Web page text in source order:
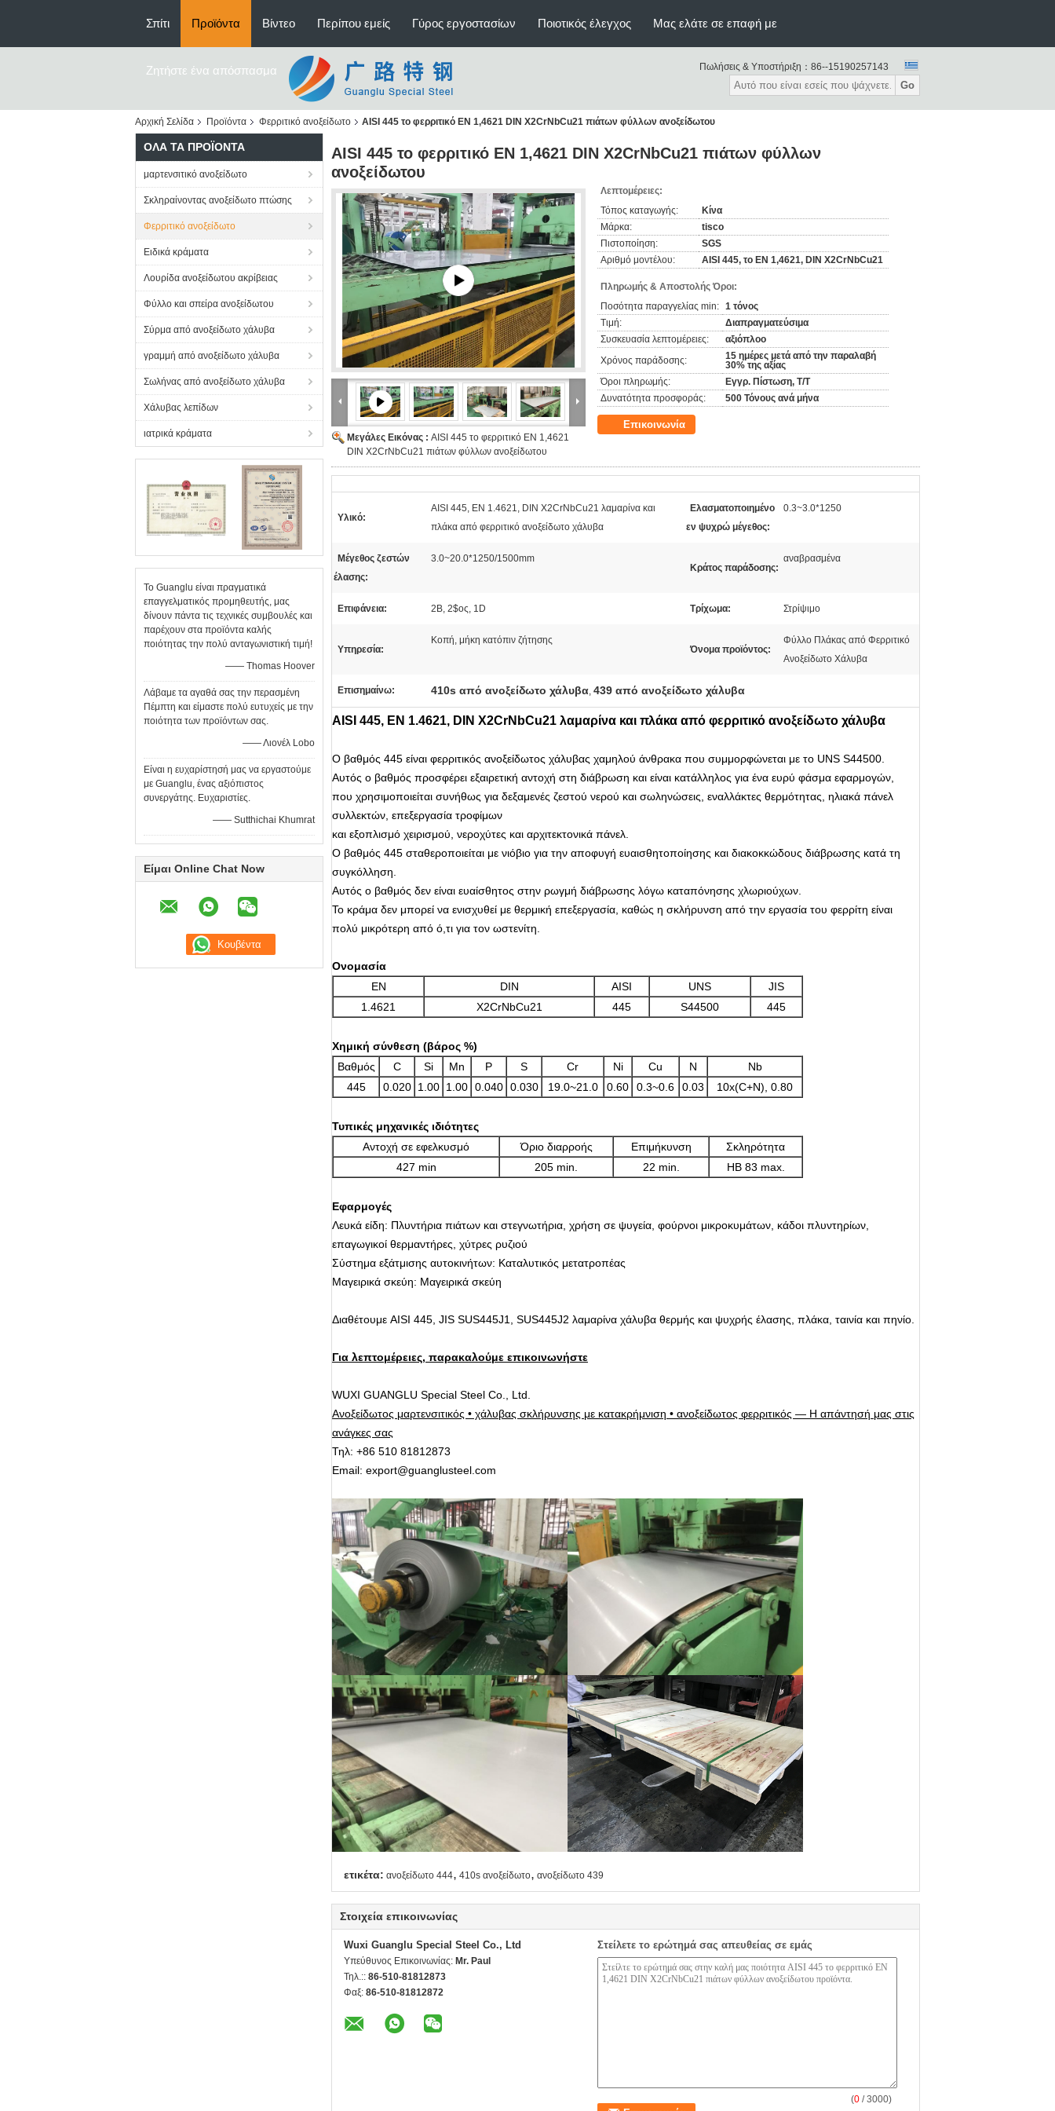
Σπίτι Προϊόντα Βίντεο Περίπου εμείς Γύρος εργοστασίων Ποιοτικός έλεγχος Μας ελάτε σε επαφή με
Ζητήστε ένα απόσπασμα Πωλήσεις & Υποστήριξη： 86--15190257143
Go
Αρχική Σελίδα Προϊόντα Φερριτικό ανοξείδωτο AISI 445 το φερριτικό EN 1,4621 DIN X2CrNbCu21 πιάτων φύλλων ανοξείδωτου
ΌΛΑ ΤΑ ΠΡΟΪΌΝΤΑ
μαρτενσιτικό ανοξείδωτο
Σκληραίνοντας ανοξείδωτο πτώσης
Φερριτικό ανοξείδωτο
Ειδικά κράματα
Λουρίδα ανοξείδωτου ακρίβειας
Φύλλο και σπείρα ανοξείδωτου
Σύρμα από ανοξείδωτο χάλυβα
γραμμή από ανοξείδωτο χάλυβα
Σωλήνας από ανοξείδωτο χάλυβα
Χάλυβας λεπίδων
ιατρικά κράματα
Το Guanglu είναι πραγματικά
επαγγελματικός προμηθευτής, μας
δίνουν πάντα τις τεχνικές συμβουλές και
παρέχουν στα προϊόντα καλής
ποιότητας την πολύ ανταγωνιστική τιμή!
—— Thomas Hoover
Λάβαμε τα αγαθά σας την περασμένη
Πέμπτη και είμαστε πολύ ευτυχείς με την
ποιότητα των προϊόντων σας.
—— Λιονέλ Lobo
Είναι η ευχαρίστησή μας να εργαστούμε
με Guanglu, ένας αξιόπιστος
συνεργάτης. Ευχαριστίες.
—— Sutthichai Khumrat
Είμαι Online Chat Now
AISI 445 το φερριτικό EN 1,4621 DIN X2CrNbCu21 πιάτων φύλλων
ανοξείδωτου
Μεγάλες Εικόνας : AISI 445 το φερριτικό EN 1,4621
DIN X2CrNbCu21 πιάτων φύλλων ανοξείδωτου
Λεπτομέρειες:
Τόπος καταγωγής:
Κίνα
Μάρκα:
tisco
Πιστοποίηση:
SGS
Αριθμό μοντέλου:
AISI 445, το EN 1,4621, DIN X2CrNbCu21
Πληρωμής & Αποστολής Όροι:
Ποσότητα παραγγελίας min: 1 τόνος
Τιμή:
Διαπραγματεύσιμα
Συσκευασία λεπτομέρειες:
αξιόπλοο
Χρόνος παράδοσης:
15 ημέρες μετά από την παραλαβή
30% της αξίας
Όροι πληρωμής:
Εγγρ. Πίστωση, T/T
Δυνατότητα προσφοράς:
500 Τόνους ανά μήνα
Επικοινωνία
Υλικό:
AISI 445, EN 1.4621, DIN X2CrNbCu21 λαμαρίνα και
πλάκα από φερριτικό ανοξείδωτο χάλυβα
Ελασματοποιημένο
εν ψυχρώ μέγεθος:
0.3~3.0*1250
Μέγεθος ζεστών
έλασης:
3.0~20.0*1250/1500mm
Κράτος παράδοσης:
αναβρασμένα
Επιφάνεια: 2B, 2$ος, 1D Τρίχωμα: Στρίψιμο
Υπηρεσία:
Κοπή, μήκη κατόπιν ζήτησης
Όνομα προϊόντος:
Φύλλο Πλάκας από Φερριτικό
Ανοξείδωτο Χάλυβα
Επισημαίνω: 410s από ανοξείδωτο χάλυβα, 439 από ανοξείδωτο χάλυβα
AISI 445, EN 1.4621, DIN X2CrNbCu21 λαμαρίνα και πλάκα από φερριτικό ανοξείδωτο χάλυβα
Ο βαθμός 445 είναι φερριτικός ανοξείδωτος χάλυβας χαμηλού άνθρακα που συμμορφώνεται με το UNS S44500.
Αυτός ο βαθμός προσφέρει εξαιρετική αντοχή στη διάβρωση και είναι κατάλληλος για ένα ευρύ φάσμα εφαρμογών,
που χρησιμοποιείται συνήθως για δεξαμενές ζεστού νερού και σωληνώσεις, εναλλάκτες θερμότητας, ηλιακά πάνελ
συλλεκτών, επεξεργασία τροφίμων
και εξοπλισμό χειρισμού, νεροχύτες και αρχιτεκτονικά πάνελ.
Ο βαθμός 445 σταθεροποιείται με νιόβιο για την αποφυγή ευαισθητοποίησης και διακοκκώδους διάβρωσης κατά τη
συγκόλληση.
Αυτός ο βαθμός δεν είναι ευαίσθητος στην ρωγμή διάβρωσης λόγω καταπόνησης χλωριούχων.
Το κράμα δεν μπορεί να ενισχυθεί με θερμική επεξεργασία, καθώς η σκλήρυνση από την εργασία του φερρίτη είναι
πολύ μικρότερη από ό,τι για τον ωστενίτη.
Ονομασία
EN
DIN AISI UNS
JIS
1.4621
X2CrNbCu21 445 S44500 445
Χημική σύνθεση (βάρος %)
Βαθμός
C Si Mn P S Cr Ni Cu N
Nb
445
0.020 1.00 1.00 0.040 0.030 19.0~21.0 0.60 0.3~0.6 0.03 10x(C+N), 0.80
Τυπικές μηχανικές ιδιότητες
Αντοχή σε εφελκυσμό
Όριο διαρροής Επιμήκυνση
Σκληρότητα
427 min
205 min. 22 min. HB 83 max.
Εφαρμογές
Λευκά είδη: Πλυντήρια πιάτων και στεγνωτήρια, χρήση σε ψυγεία, φούρνοι μικροκυμάτων, κάδοι πλυντηρίων,
επαγωγικοί θερμαντήρες, χύτρες ρυζιού
Σύστημα εξάτμισης αυτοκινήτων: Καταλυτικός μετατροπέας
Μαγειρικά σκεύη: Μαγειρικά σκεύη
Διαθέτουμε AISI 445, JIS SUS445J1, SUS445J2 λαμαρίνα χάλυβα θερμής και ψυχρής έλασης, πλάκα, ταινία και πηνίο.
Για λεπτομέρειες, παρακαλούμε επικοινωνήστε
WUXI GUANGLU Special Steel Co., Ltd.
Ανοξείδωτος μαρτενσιτικός • χάλυβας σκλήρυνσης με κατακρήμνιση • ανοξείδωτος φερριτικός — Η απάντησή μας στις
ανάγκες σας
Τηλ: +86 510 81812873
Email: export@guanglusteel.com
ετικέτα: ανοξείδωτο 444, 410s ανοξείδωτο, ανοξείδωτο 439
Στοιχεία επικοινωνίας
Wuxi Guanglu Special Steel Co., Ltd
Υπεύθυνος Επικοινωνίας: Mr. Paul
Τηλ.:: 86-510-81812873
Φαξ: 86-510-81812872
Στείλετε το ερώτημά σας απευθείας σε εμάς
(0 / 3000)